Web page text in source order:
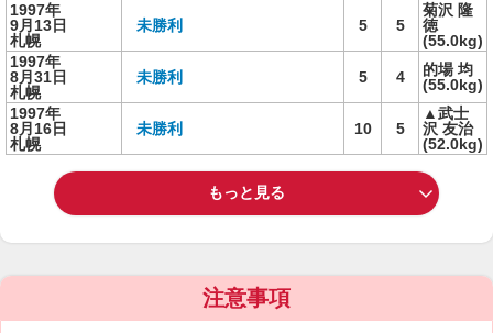
1997年
9月13日
札幌
未勝利 5 5
菊沢 隆
徳
(55.0kg)
1997年
8月31日
札幌
未勝利 5 4
的場 均
(55.0kg)
1997年
8月16日
札幌
未勝利 10 5
▲武士
沢 友治
(52.0kg)
もっと見る
注意事項